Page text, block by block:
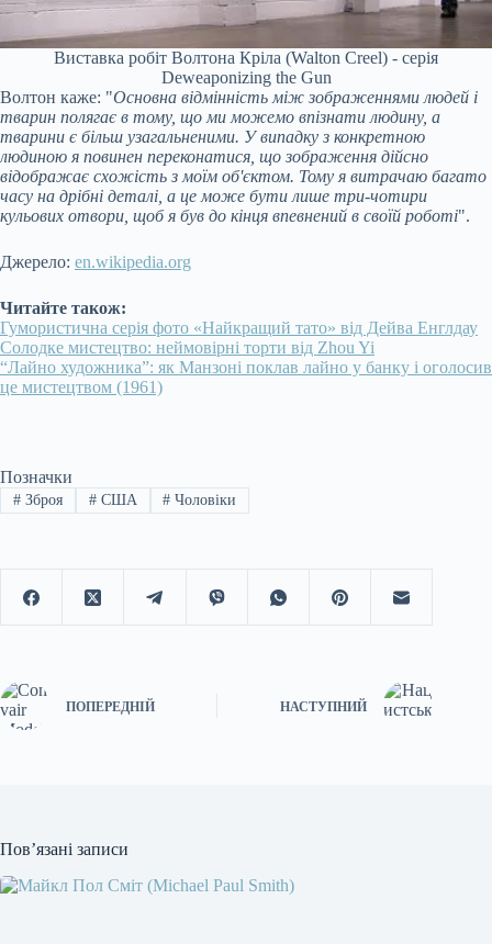
Виставка робіт Волтона Кріла (Walton Creel) - серія
Deweaponizing the Gun
Волтон каже: "Основна відмінність між зображеннями людей і
тварин полягає в тому, що ми можемо впізнати людину, а
тварини є більш узагальненими. У випадку з конкретною
людиною я повинен переконатися, що зображення дійсно
відображає схожість з моїм об'єктом. Тому я витрачаю багато
часу на дрібні деталі, а це може бути лише три-чотири
кульових отвори, щоб я був до кінця впевнений в своїй роботі".
Джерело: en.wikipedia.org
Читайте також:
Гумористична серія фото «Найкращий тато» від Дейва Енглдау
Солодке мистецтво: неймовірні торти від Zhou Yi
“Лайно художника”: як Манзоні поклав лайно у банку і оголосив
це мистецтвом (1961)
Позначки
#Зброя #США # Чоловіки
ПОПЕРЕДНІЙ НАСТУПНИЙ
Пов’язані записи